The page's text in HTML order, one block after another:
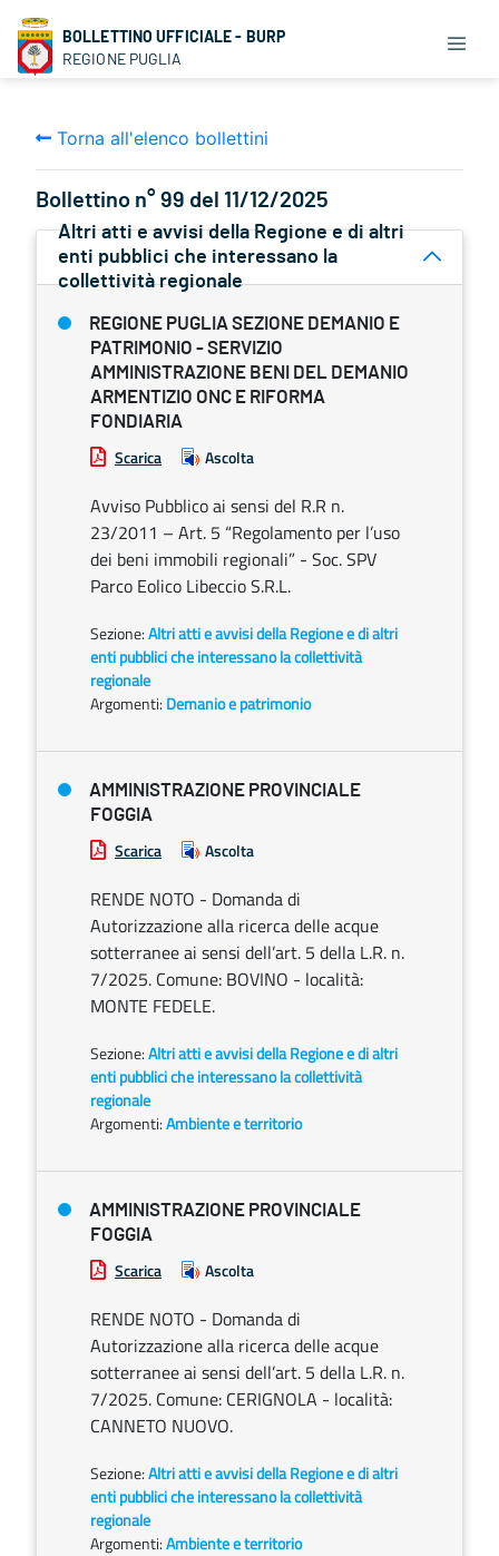
BOLLETTINO UFFICIALE - BURP
REGIONE PUGLIA
Torna all'elenco bollettini
Bollettino n° 99 del 11/12/2025
Altri atti e avvisi della Regione e di altri
enti pubblici che interessano la
collettività regionale
REGIONE PUGLIA SEZIONE DEMANIO E
PATRIMONIO - SERVIZIO
AMMINISTRAZIONE BENI DEL DEMANIO
ARMENTIZIO ONC E RIFORMA
FONDIARIA
Scarica Ascolta
Avviso Pubblico ai sensi del R.R n.
23/2011 – Art. 5 “Regolamento per l’uso
dei beni immobili regionali” - Soc. SPV
Parco Eolico Libeccio S.R.L.
Sezione:Altri atti e avvisi della Regione e di altri
enti pubblici che interessano la collettività
regionale
Argomenti: Demanio e patrimonio
AMMINISTRAZIONE PROVINCIALE
FOGGIA
Scarica Ascolta
RENDE NOTO - Domanda di
Autorizzazione alla ricerca delle acque
sotterranee ai sensi dell’art. 5 della L.R. n.
7/2025. Comune: BOVINO - località:
MONTE FEDELE.
Sezione:Altri atti e avvisi della Regione e di altri
enti pubblici che interessano la collettività
regionale
Argomenti:Ambiente e territorio
AMMINISTRAZIONE PROVINCIALE
FOGGIA
Scarica Ascolta
RENDE NOTO - Domanda di
Autorizzazione alla ricerca delle acque
sotterranee ai sensi dell’art. 5 della L.R. n.
7/2025. Comune: CERIGNOLA - località:
CANNETO NUOVO.
Sezione:Altri atti e avvisi della Regione e di altri
enti pubblici che interessano la collettività
regionale
Argomenti:Ambiente e territorio